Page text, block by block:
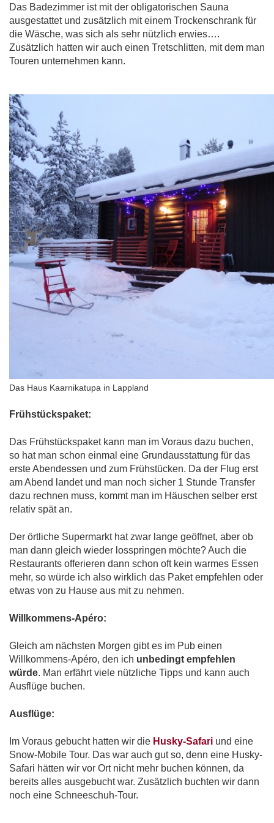
Das Badezimmer ist mit der obligatorischen Sauna
ausgestattet und zusätzlich mit einem Trockenschrank für
die Wäsche, was sich als sehr nützlich erwies….
Zusätzlich hatten wir auch einen Tretschlitten, mit dem man
Touren unternehmen kann.
Das Haus Kaarnikatupa in Lappland
Frühstückspaket:
Das Frühstückspaket kann man im Voraus dazu buchen,
so hat man schon einmal eine Grundausstattung für das
erste Abendessen und zum Frühstücken. Da der Flug erst
am Abend landet und man noch sicher 1 Stunde Transfer
dazu rechnen muss, kommt man im Häuschen selber erst
relativ spät an.
Der örtliche Supermarkt hat zwar lange geöffnet, aber ob
man dann gleich wieder losspringen möchte? Auch die
Restaurants offerieren dann schon oft kein warmes Essen
mehr, so würde ich also wirklich das Paket empfehlen oder
etwas von zu Hause aus mit zu nehmen.
Willkommens-Apéro:
Gleich am nächsten Morgen gibt es im Pub einen
Willkommens-Apéro, den ich unbedingt empfehlen
würde. Man erfährt viele nützliche Tipps und kann auch
Ausflüge buchen.
Ausflüge:
Im Voraus gebucht hatten wir die Husky-Safari und eine
Snow-Mobile Tour. Das war auch gut so, denn eine Husky-
Safari hätten wir vor Ort nicht mehr buchen können, da
bereits alles ausgebucht war. Zusätzlich buchten wir dann
noch eine Schneeschuh-Tour.